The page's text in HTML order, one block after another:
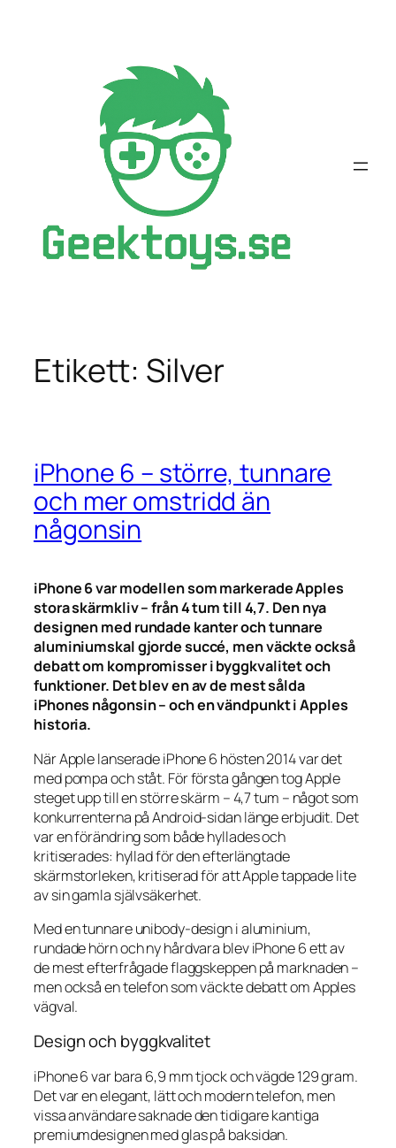
Etikett: Silver
iPhone 6 – större, tunnare
och mer omstridd än
någonsin
iPhone 6 var modellen som markerade Apples
stora skärmkliv – från 4 tum till 4,7. Den nya
designen med rundade kanter och tunnare
aluminiumskal gjorde succé, men väckte också
debatt om kompromisser i byggkvalitet och
funktioner. Det blev en av de mest sålda
iPhones någonsin – och en vändpunkt i Apples
historia.
När Apple lanserade iPhone 6 hösten 2014 var det
med pompa och ståt. För första gången tog Apple
steget upp till en större skärm – 4,7 tum – något som
konkurrenterna på Android-sidan länge erbjudit. Det
var en förändring som både hyllades och
kritiserades: hyllad för den efterlängtade
skärmstorleken, kritiserad för att Apple tappade lite
av sin gamla självsäkerhet.
Med en tunnare unibody-design i aluminium,
rundade hörn och ny hårdvara blev iPhone 6 ett av
de mest efterfrågade flaggskeppen på marknaden –
men också en telefon som väckte debatt om Apples
vägval.
Design och byggkvalitet
iPhone 6 var bara 6,9 mm tjock och vägde 129 gram.
Det var en elegant, lätt och modern telefon, men
vissa användare saknade den tidigare kantiga
premiumdesignen med glas på baksidan.